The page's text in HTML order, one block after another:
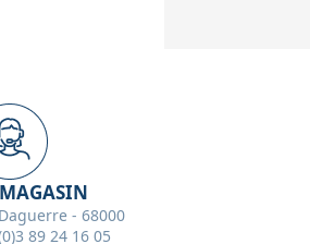
- 68000
89 24 16 05